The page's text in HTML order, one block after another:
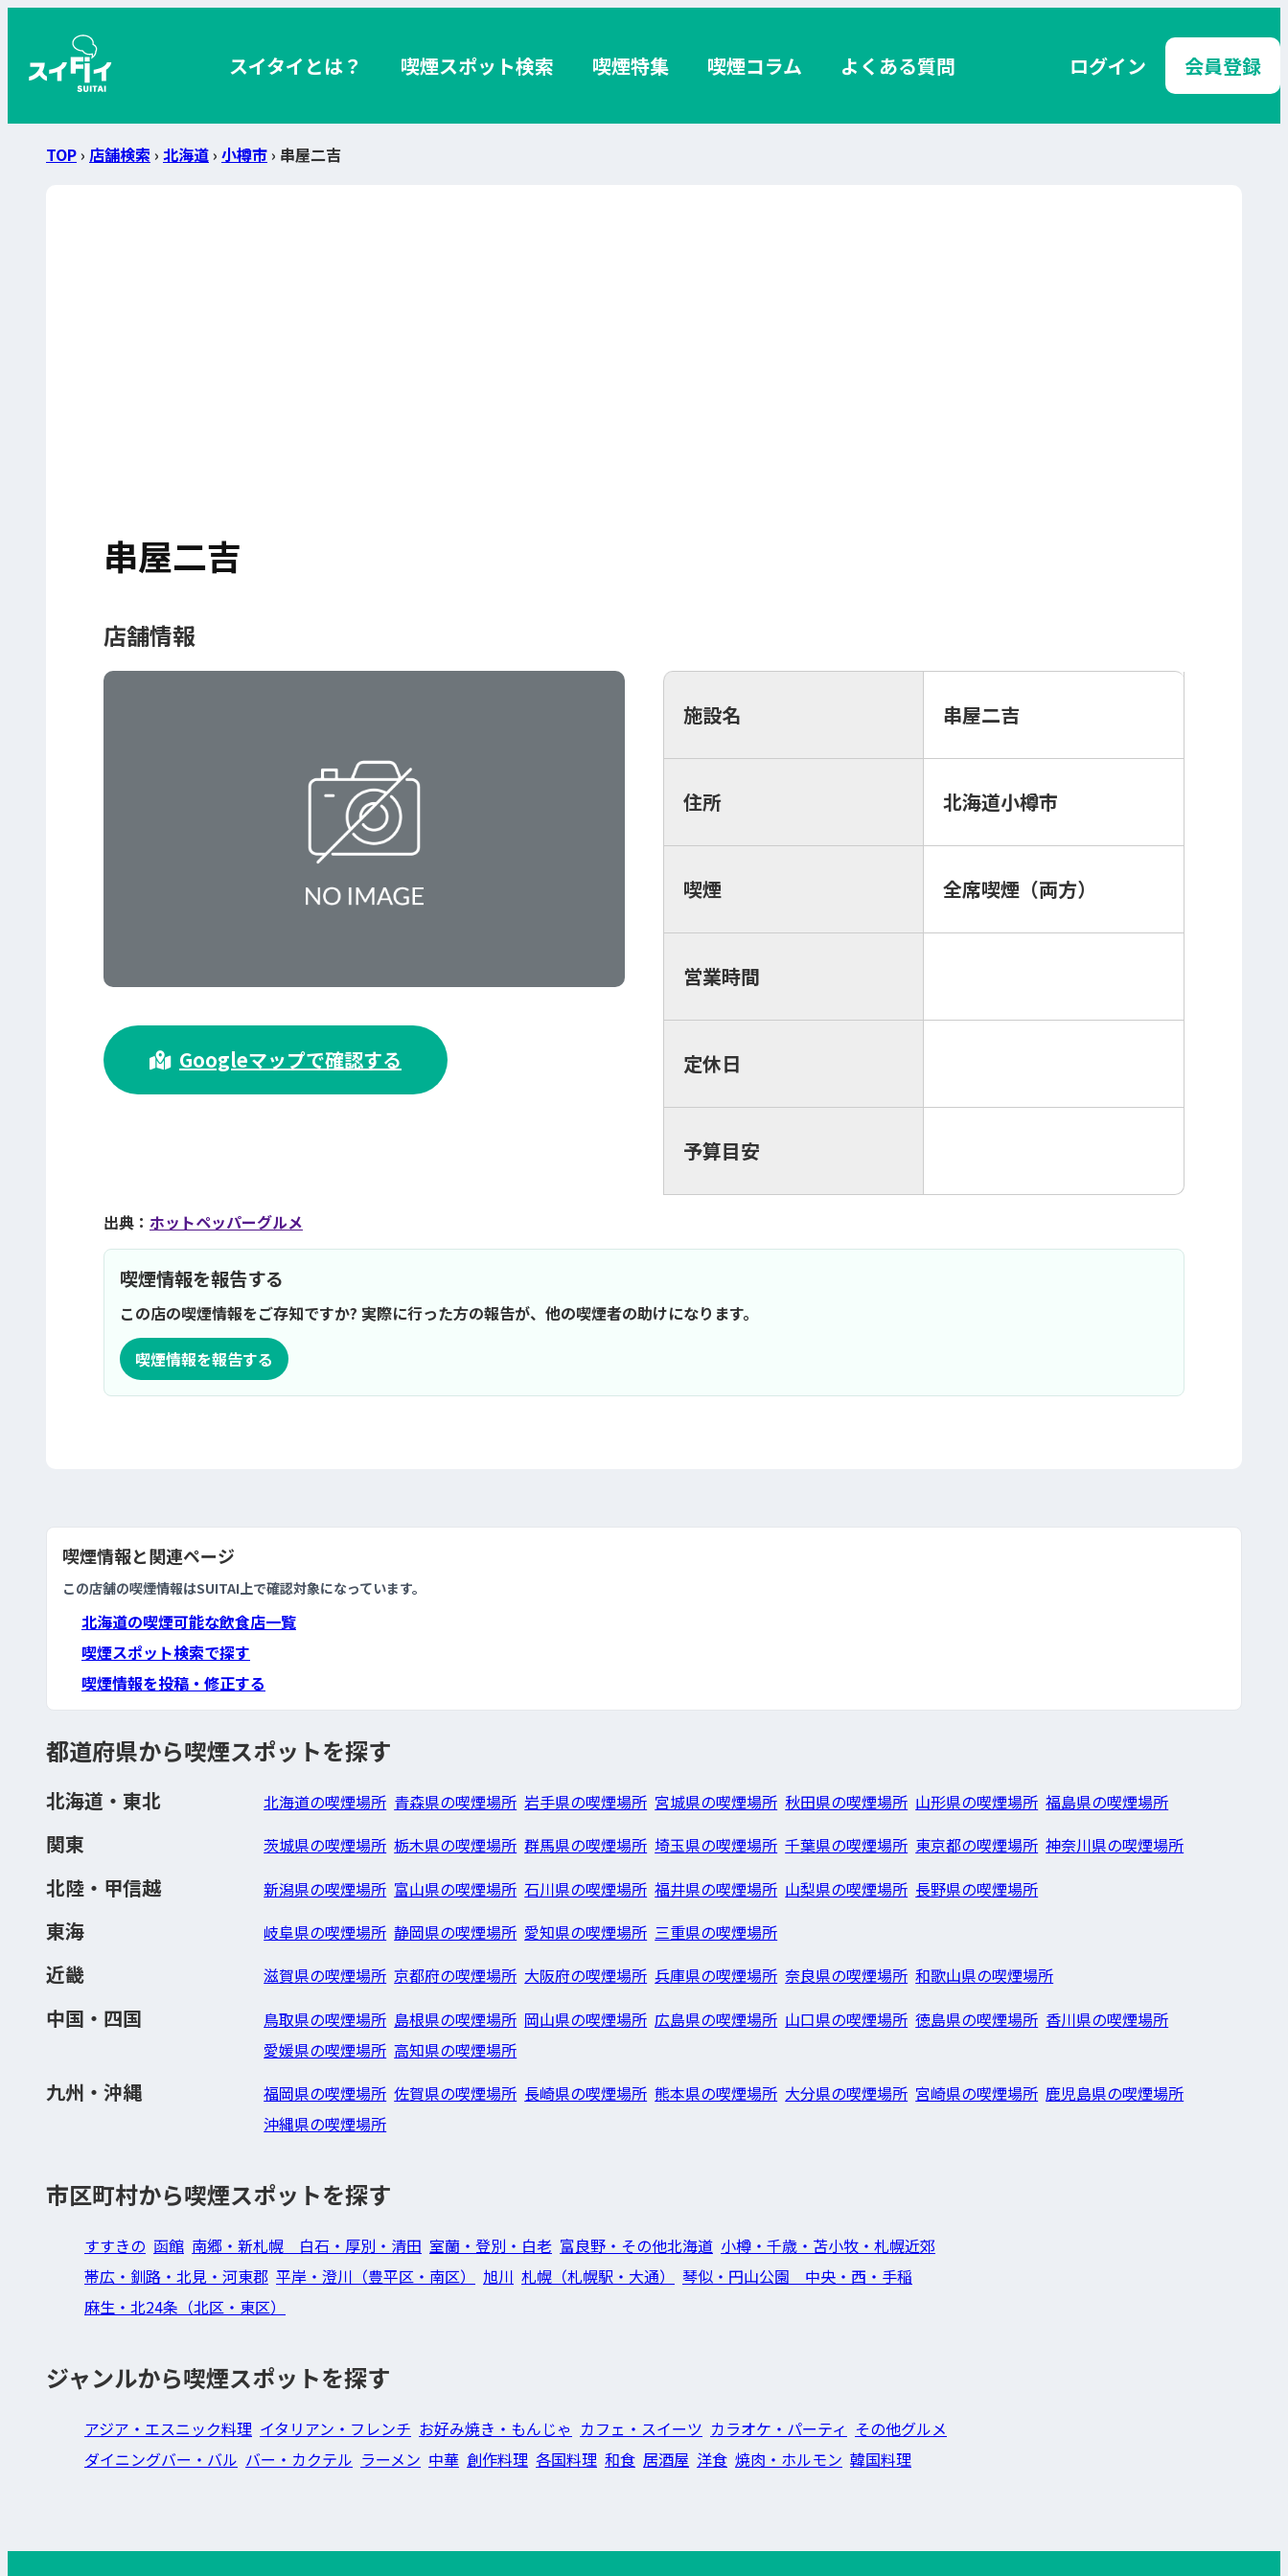
スイタイとは？ 喫煙スポット検索 喫煙特集 喫煙コラム よくある質問 ログイン 会員登録
TOP› 店舗検索 › 北海道› 小樽市› 串屋二吉
串屋二吉
店舗情報
>
Googleマップで確認する
施設名 串屋二吉
住所 北海道小樽市
喫煙 全席喫煙（両方）
営業時間
定休日
予算目安
出典： ホットペッパーグルメ
喫煙情報を報告する
この店の喫煙情報をご存知ですか? 実際に行った方の報告が、他の喫煙者の助けになります。
喫煙情報を報告する
喫煙情報と関連ページ
この店舗の喫煙情報はSUITAI上で確認対象になっています。
北海道の喫煙可能な飲食店一覧
喫煙スポット検索で探す
喫煙情報を投稿・修正する
都道府県から喫煙スポットを探す
北海道・東北 北海道の喫煙場所 青森県の喫煙場所 岩手県の喫煙場所 宮城県の喫煙場所 秋田県の喫煙場所 山形県の喫煙場所 福島県の喫煙場所
関東 茨城県の喫煙場所 栃木県の喫煙場所 群馬県の喫煙場所 埼玉県の喫煙場所 千葉県の喫煙場所 東京都の喫煙場所 神奈川県の喫煙場所
北陸・甲信越 新潟県の喫煙場所 富山県の喫煙場所 石川県の喫煙場所 福井県の喫煙場所 山梨県の喫煙場所 長野県の喫煙場所
東海 岐阜県の喫煙場所 静岡県の喫煙場所 愛知県の喫煙場所 三重県の喫煙場所
近畿 滋賀県の喫煙場所 京都府の喫煙場所 大阪府の喫煙場所 兵庫県の喫煙場所 奈良県の喫煙場所 和歌山県の喫煙場所
中国・四国 鳥取県の喫煙場所 島根県の喫煙場所 岡山県の喫煙場所 広島県の喫煙場所 山口県の喫煙場所 徳島県の喫煙場所 香川県の喫煙場所
愛媛県の喫煙場所 高知県の喫煙場所
九州・沖縄 福岡県の喫煙場所 佐賀県の喫煙場所 長崎県の喫煙場所 熊本県の喫煙場所 大分県の喫煙場所 宮崎県の喫煙場所 鹿児島県の喫煙場所
沖縄県の喫煙場所
市区町村から喫煙スポットを探す
すすきの 函館 南郷・新札幌 白石・厚別・清田 室蘭・登別・白老 富良野・その他北海道 小樽・千歳・苫小牧・札幌近郊
帯広・釧路・北見・河東郡 平岸・澄川（豊平区・南区） 旭川 札幌（札幌駅・大通）
琴似・円山公園 中央・西・手稲
麻生・北24条（北区・東区）
ジャンルから喫煙スポットを探す
アジア・エスニック料理 イタリアン・フレンチ お好み焼き・もんじゃ カフェ・スイーツ カラオケ・パーティ その他グルメ
ダイニングバー・バル バー・カクテル ラーメン 中華 創作料理 各国料理 和食 居酒屋 洋食 焼肉・ホルモン 韓国料理